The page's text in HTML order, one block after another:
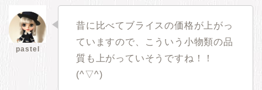
昔に比べてブライスの価格が上がっ
ていますので、こういう小物類の品
質も上がっていそうですね！！
(^▽^)